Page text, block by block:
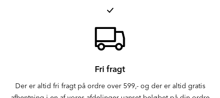
Fri fragt
Der er altid fri fragt på ordre over 599,- og der er altid gratis